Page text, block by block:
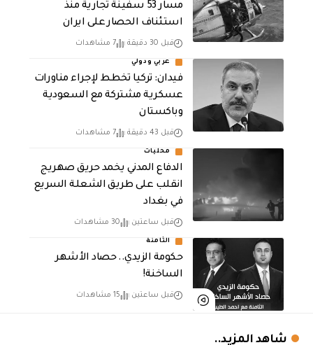
مسار 53 سفينة تجارية منذ
استئناف الحصار على ايران
قبل 30 دقيقة 7 مشاهدات
عربي ودولي
فيدان: تركيا تخطط لإجراء مناورات
عسكرية مشتركة مع السعودية
وباكستان
قبل 43 دقيقة 7 مشاهدات
محليات
الدفاع المدني يخمد حريق صهريج
انقلب على طريق الشعلة السريع
في بغداد
قبل ساعتين 30 مشاهدات
الثامنة
حكومة الزيدي.. حصاد الأشهر
الساخنة!
قبل ساعتين 15 مشاهدات
شاهد المزيد..